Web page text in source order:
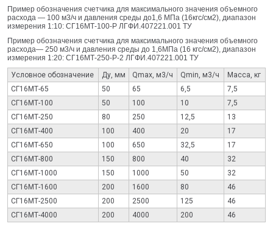
Пример обозначения счетчика для максимального значения объемного
расхода — 100 м3/ч и давления среды до1,6 МПа (16кгс/см2), диапазон
измерения 1:10: СГ16МТ-100-Р ЛГФИ.407221.001 ТУ
Пример обозначения счетчика для максимального значения объемного
расхода— 250 м3/ч и давления среды до 1,6МПа (16 кгс/см2), диапазон
измерения 1:20: СГ16МТ-250-Р-2 ЛГФИ.407221.001 ТУ
Условное обозначение Ду, мм Qmax, м3/ч Qmin, м3/ч
Масса, кг
СГ16МТ-65
50 65 6,5
7,5
СГ16МТ-100
50 100 10
7,5
СГ16МТ-250
80 250 12,5
13
СГ16МТ-400
100 400 20
17
СГ16МТ-650
100 650 32,5
17
СГ16МТ-800
150 800 40
32
СГ16МТ-1000
150 1000 50
32
СГ16МТ-1600
200 1600 80
46
СГ16МТ-2500
200 2500 125
46
СГ16МТ-4000
200 4000 200 46